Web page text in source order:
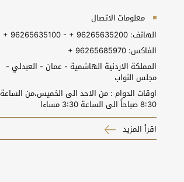
معلومات الاتصال
الهاتف: + 96265635100 - + 96265635200
الفاكس: + 96265685970
المملكة الاردنية الهاشمية - عمان - العبدلي -
مجلس النواب
اوقات الدوام : من الاحد الى الخميس،من الساعة
8:30 صباحاً الى الساعة 3:30 مساءا
اقرأ المزيد